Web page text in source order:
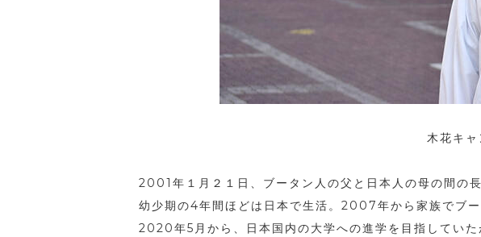
木花キ
2001年１月２１日、ブータン人の父と日本人の母の間の
幼少期の4年間ほどは日本で生活。2007年から家族でブ
2020年5月から、日本国内の大学への進学を目指してい